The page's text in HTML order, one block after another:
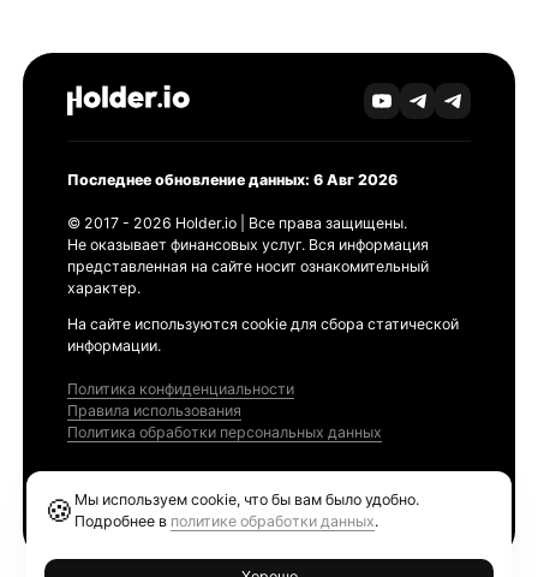
Последнее обновление данных: 6 Авг 2026
© 2017 - 2026 Holder.io | Все права защищены.
Не оказывает финансовых услуг. Вся информация
представленная на сайте носит ознакомительный
характер.
На сайте используются cookie для сбора статической
информации.
Политика конфиденциальности
Правила использования
Политика обработки персональных данных
🍪 Мы используем cookie, что бы вам было удобно.
Подробнее в политике обработки данных.
Ethereum GAS Tracker